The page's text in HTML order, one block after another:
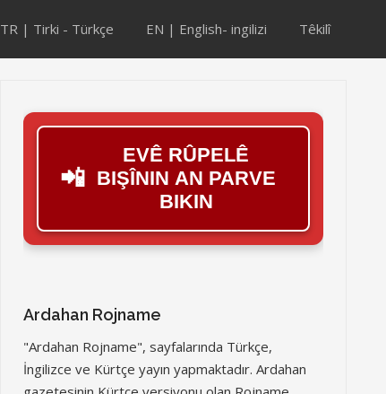
TR | Tirki - Türkçe EN | English- ingilizi Têkilî
📲
EVÊ RÛPELÊ
BIŞÎNIN AN PARVE
BIKIN
Ardahan Rojname
"Ardahan Rojname", sayfalarında Türkçe,
İngilizce ve Kürtçe yayın yapmaktadır. Ardahan